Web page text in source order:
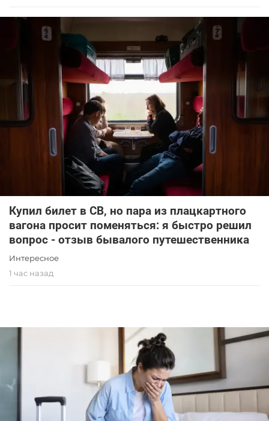
Купил билет в СВ, но пара из плацкартного
вагона просит поменяться: я быстро решил
вопрос - отзыв бывалого путешественника
Интересное
1 час назад